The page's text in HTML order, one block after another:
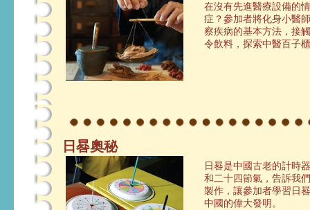
在沒有先進醫療設備的
症？參加者將化身小醫
察疾病的基本方法，接
令飲料，探索中醫百子
日晷奧秘
日晷是中國古老的計時
和二十四節氣，告訴我
製作，讓參加者學習日
中國的偉大發明。